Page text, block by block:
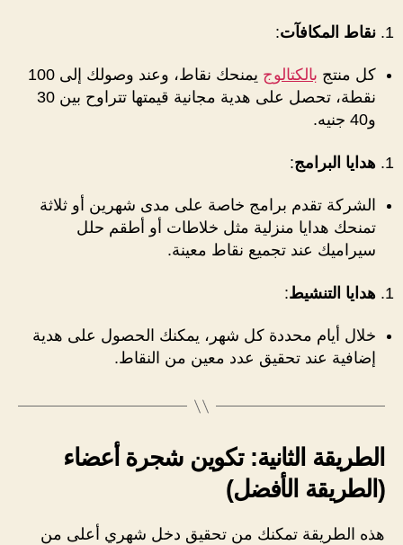
نقاط المكافآت:
كل منتج بالكتالوج
يمنحك نقاط، وعند وصولك إلى 100
نقطة، تحصل على هدية مجانية قيمتها تتراوح بين 30
و40 جنيه.
هدايا البرامج:
الشركة تقدم برامج خاصة على مدى شهرين أو ثلاثة
تمنحك هدايا منزلية مثل خلاطات أو أطقم حلل
سيراميك عند تجميع نقاط معينة.
هدايا التنشيط:
خلال أيام محددة كل شهر، يمكنك الحصول على هدية
إضافية عند تحقيق عدد معين من النقاط.
الطريقة الثانية: تكوين شجرة أعضاء
(الطريقة الأفضل)
هذه الطريقة تمكنك من تحقيق دخل شهري أعلى من